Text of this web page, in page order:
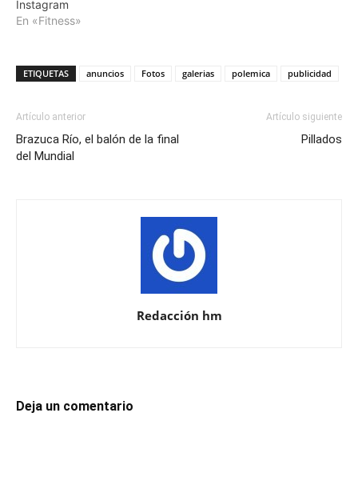
Instagram
En «Fitness»
ETIQUETAS anuncios Fotos galerias polemica publicidad
Artículo anterior
Brazuca Río, el balón de la final
del Mundial
Artículo siguiente
Pillados
Redacción hm
Deja un comentario